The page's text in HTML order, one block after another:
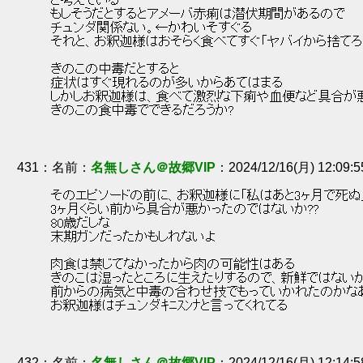
もしそうだとするとアメーバ赤痢は潜伏期間があるので
チュンダ関係ない。←かわいそすぐる
それと、お釈迦様はおそらく食べてすぐ「ヤバイから捨て
きのこの中毒だとすると
症状はすぐ現れるのが多いからあてはまる
しかしお釈迦様は、食べて激烈な下痢や血便など具合が
きのこの食中毒でできるだろうか?
431 ： 名無しさん＠故郷VIP 2024/12/16(月)
そのエピソードの前に、お釈迦様に「私はあと3ヶ月で死
3ヶ月くらい前から具合が悪かったのではないか??
80歳だしな
末期ガンだったかもしれないよ
肉食は禁じてなかったから肉の可能性はある
きのこは湿ったところに生えたりするので、新鮮ではな
前からの病気と中毒の合わせ技でもっていかれたのか
お釈迦様はチュンダｷﾆｽﾝﾅと言ってくれてる